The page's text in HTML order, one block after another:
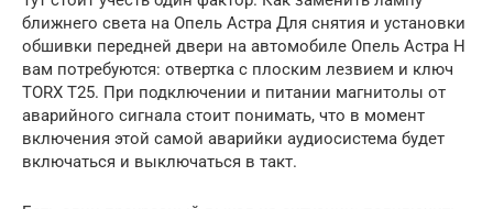
ближнего света на Опель Астра Для снятия и установки
обшивки передней двери на автомобиле Опель Астра Н
вам потребуются: отвертка с плоским лезвием и ключ
TORX Т25. При подключении и питании магнитолы от
аварийного сигнала стоит понимать, что в момент
включения этой самой аварийки аудиосистема будет
включаться и выключаться в такт.